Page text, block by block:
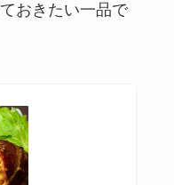
おきたい一品で